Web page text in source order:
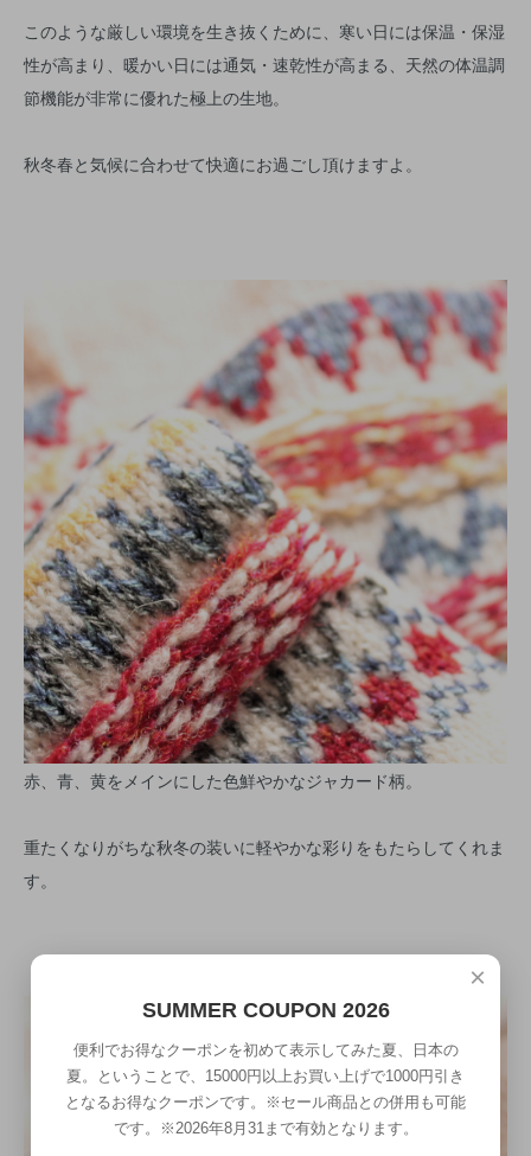
このような厳しい環境を生き抜くために、寒い日には保温・保湿
性が高まり、暖かい日には通気・速乾性が高まる、天然の体温調
節機能が非常に優れた極上の生地。
秋冬春と気候に合わせて快適にお過ごし頂けますよ。
赤、青、黄をメインにした色鮮やかなジャカード柄。
重たくなりがちな秋冬の装いに軽やかな彩りをもたらしてくれま
す。
×
SUMMER COUPON 2026
便利でお得なクーポンを初めて表示してみた夏、日本の
夏。ということで、15000円以上お買い上げで1000円引き
となるお得なクーポンです。※セール商品との併用も可能
です。※2026年8月31まで有効となります。